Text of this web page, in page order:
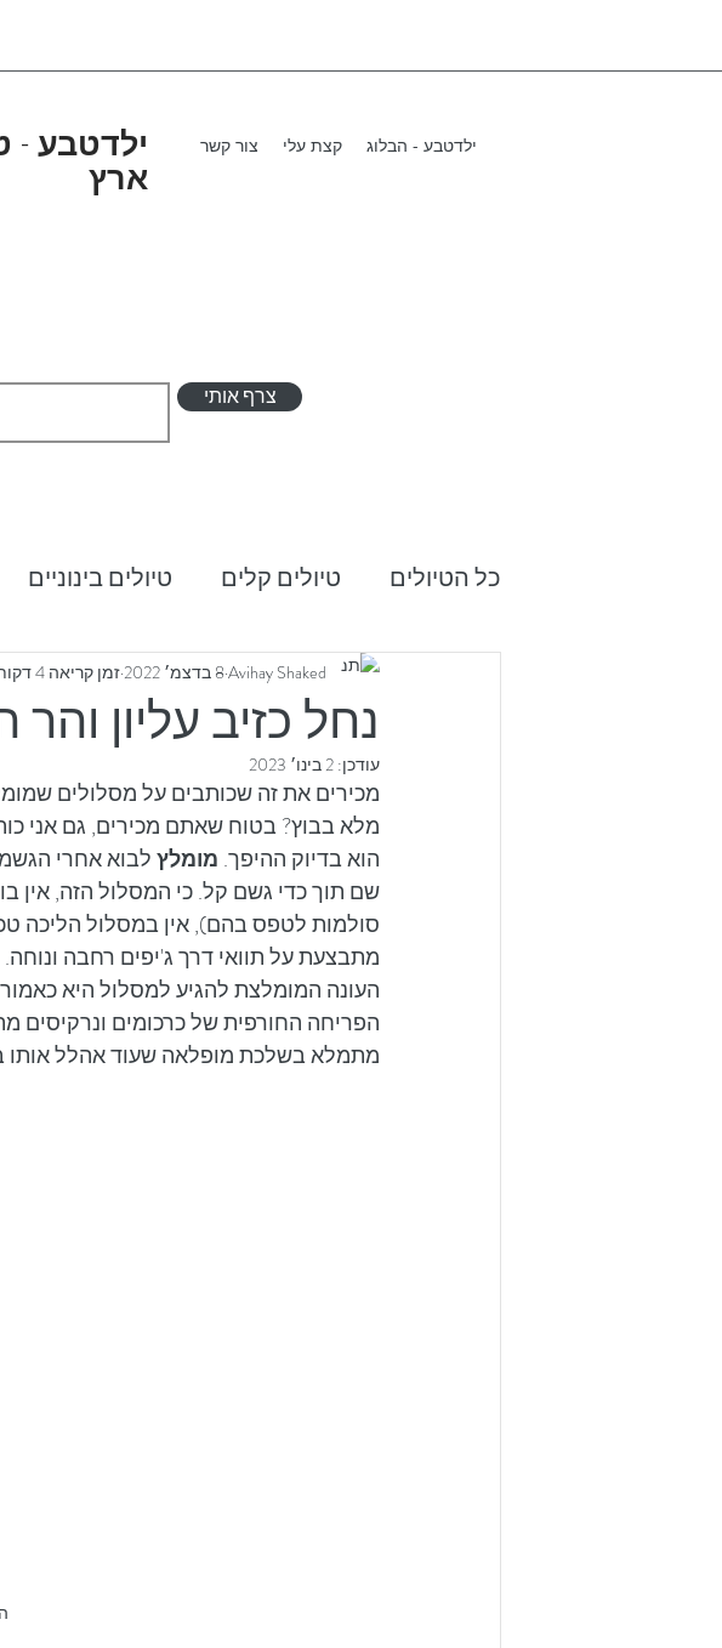
צור קשר קצת עלי ילדטבע - הבלוג ילדטבע -
ארץ
צרף אותי
כל הטיולים טיולים קלים טיולים בינוניים
טיפים צלילה טיולים בדרום
נחל כזיב עליון
Avihay Shaked 8 בדצמ׳ 2022 זמן קריאה 4 דקות
עודכן: 2 בינו׳ 2023
מכירים את זה שכותבים על מסלולים
מלא בבוץ? בטוח שאתם מכירים, גם אני
הוא בדיוק ההיפך. מומלץ לבוא אחרי
שם תוך כדי גשם קל. כי המסלול הזה, אין
סולמות לטפס בהם), אין במסלול הליכה
מתבצעת על תוואי דרך ג'יפים רחבה ונוחה.
העונה המומלצת להגיע למסלול היא
הפריחה החורפית של כרכומים ונרקיסים
מתמלא בשלכת מופלאה שעוד אהלל